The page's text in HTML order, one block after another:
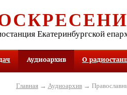
Екатеринбургской
Аудиоархив О
Главная→ Аудиоархив→